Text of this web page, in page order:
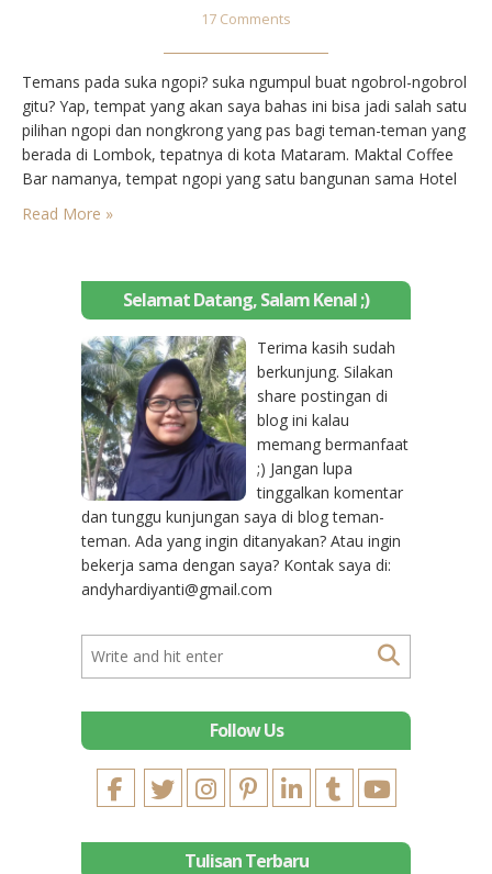
17 Comments
Temans pada suka ngopi? suka ngumpul buat ngobrol-ngobrol
gitu? Yap, tempat yang akan saya bahas ini bisa jadi salah satu
pilihan ngopi dan nongkrong yang pas bagi teman-teman yang
berada di Lombok, tepatnya di kota Mataram. Maktal Coffee
Bar namanya, tempat ngopi yang satu bangunan sama Hotel
Maktal ini beralamatkan di Jalan Maktal No.3, posisinya berada
di belakang RS Risa…
Read More »
Selamat Datang, Salam Kenal ;)
Terima kasih sudah
berkunjung. Silakan
share postingan di
blog ini kalau
memang bermanfaat
;) Jangan lupa
tinggalkan komentar
dan tunggu kunjungan saya di blog teman-
teman. Ada yang ingin ditanyakan? Atau ingin
bekerja sama dengan saya? Kontak saya di:
andyhardiyanti@gmail.com
Follow Us
Tulisan Terbaru